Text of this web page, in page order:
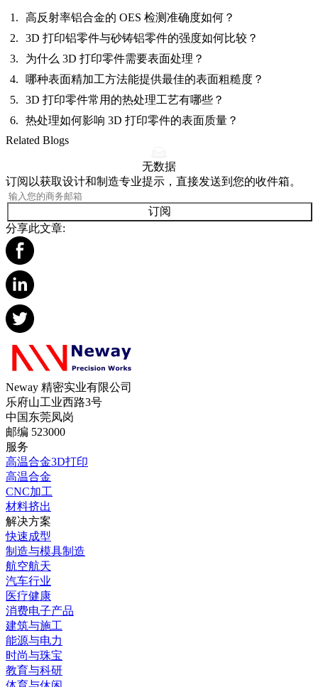
高反射率铝合金的 OES 检测准确度如何？
3D 打印铝零件与砂铸铝零件的强度如何比较？
为什么 3D 打印零件需要表面处理？
哪种表面精加工方法能提供最佳的表面粗糙度？
3D 打印零件常用的热处理工艺有哪些？
热处理如何影响 3D 打印零件的表面质量？
Related Blogs
无数据
订阅以获取设计和制造专业提示，直接发送到您的收件箱。
订阅
分享此文章:
Neway 精密实业有限公司
乐府山工业西路3号
中国东莞凤岗
邮编 523000
服务
高温合金3D打印
高温合金
CNC加工
材料挤出
解决方案
快速成型
制造与模具制造
航空航天
汽车行业
医疗健康
消费电子产品
建筑与施工
能源与电力
时尚与珠宝
教育与科研